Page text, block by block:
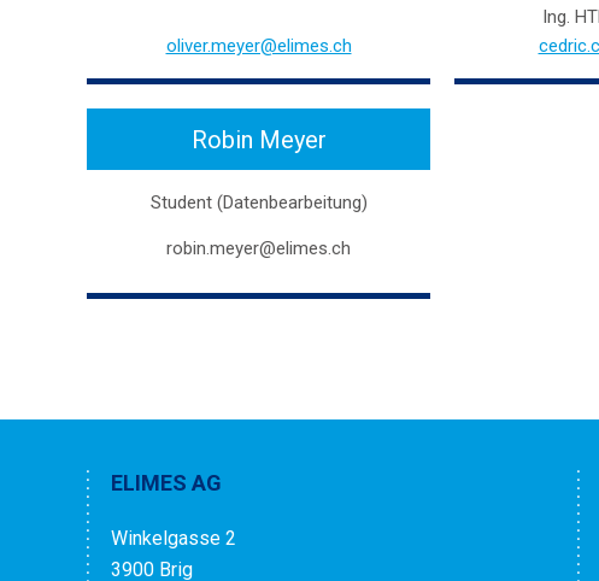
oliver.meyer@elimes.ch
Ing.
Robin Meyer
Student (Datenbearbeitung)
robin.meyer@elimes.ch
ELIMES AG
Winkelgasse 2
3900 Brig